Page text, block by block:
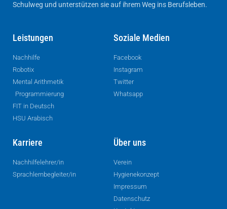
Schulweg und unterstützen sie auf ihrem Weg ins Berufsleben.
Leistungen
Nachhilfe
Robotix
Mental Arithmetik
Programmierung
FIT in Deutsch
HSU Arabisch
Soziale Medien
Facebook
Instagram
Twitter
Whatsapp
Karriere
Nachhilfelehrer/in
Sprachlernbegleiter/in
Über uns
Verein
Hygienekonzept
Impressum
Datenschutz